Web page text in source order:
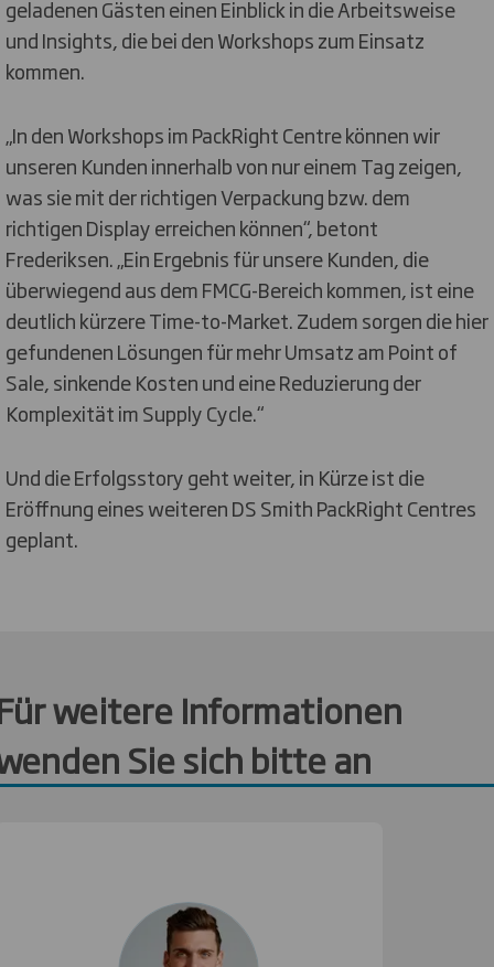
geladenen Gästen einen Einblick in die Arbeitsweise
und Insights, die bei den Workshops zum Einsatz
kommen.
„In den Workshops im PackRight Centre können wir
unseren Kunden innerhalb von nur einem Tag zeigen,
was sie mit der richtigen Verpackung bzw. dem
richtigen Display erreichen können“, betont
Frederiksen. „Ein Ergebnis für unsere Kunden, die
überwiegend aus dem FMCG-Bereich kommen, ist eine
deutlich kürzere Time-to-Market. Zudem sorgen die hier
gefundenen Lösungen für mehr Umsatz am Point of
Sale, sinkende Kosten und eine Reduzierung der
Komplexität im Supply Cycle.“
Und die Erfolgsstory geht weiter, in Kürze ist die
Eröffnung eines weiteren DS Smith PackRight Centres
geplant.
weitere Informationen
Sie sich bitte an